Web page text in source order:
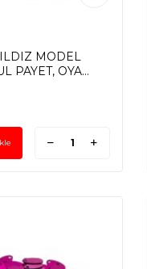
MODEL
PAYET, OYA
RENK